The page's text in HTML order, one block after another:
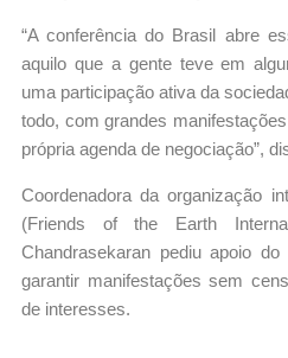
“A conferência do Brasil abre
aquilo que a gente teve em
uma participação ativa da
todo, com grandes
própria agenda de negociação”,
Coordenadora da organização
(Friends of the Earth
Chandrasekaran pediu apoio
garantir manifestações sem
de interesses.